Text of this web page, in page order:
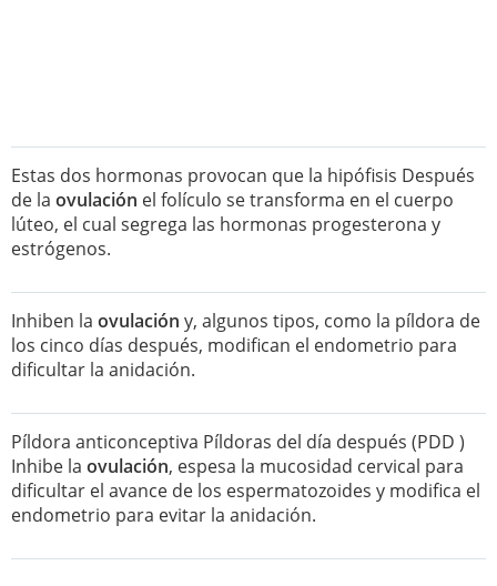
Estas dos hormonas provocan que la hipófisis Después
de la ovulación el folículo se transforma en el cuerpo
lúteo, el cual segrega las hormonas progesterona y
estrógenos.
Inhiben la ovulación y, algunos tipos, como la píldora de
los cinco días después, modifican el endometrio para
dificultar la anidación.
Píldora anticonceptiva Píldoras del día después (PDD )
Inhibe la ovulación, espesa la mucosidad cervical para
dificultar el avance de los espermatozoides y modifica el
endometrio para evitar la anidación.